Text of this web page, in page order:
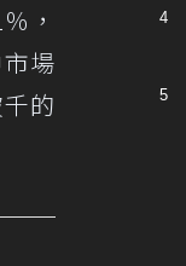
，
場
的